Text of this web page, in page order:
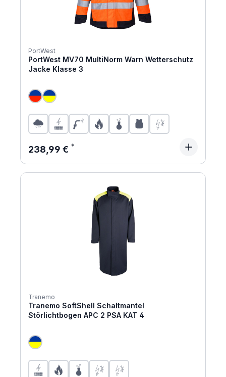
PortWest
PortWest MV70 MultiNorm Warn Wetterschutz
Jacke Klasse 3
Regulärer Preis:
238,99 €
Tranemo
Tranemo SoftShell Schaltmantel
Störlichtbogen APC 2 PSA KAT 4